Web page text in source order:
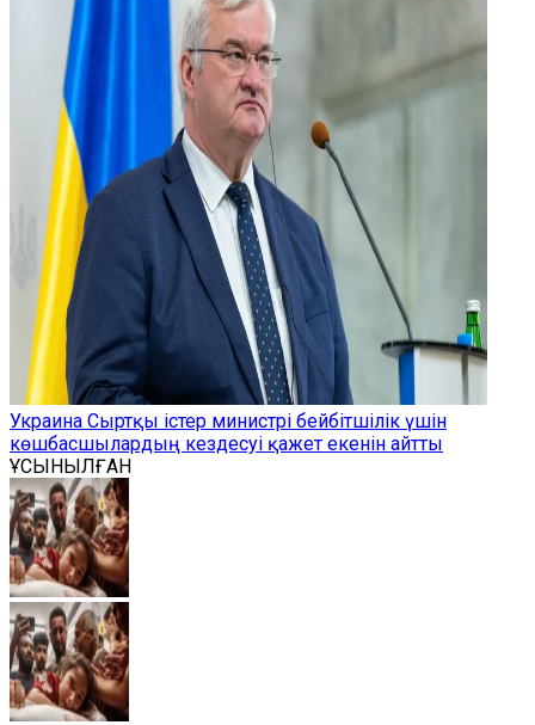
Украина Сыртқы істер министрі бейбітшілік үшін
көшбасшылардың кездесуі қажет екенін айтты
ҰСЫНЫЛҒАН